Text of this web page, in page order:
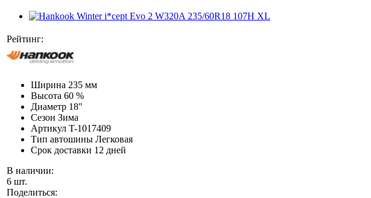
Рейтинг:
Ширина 235 мм
Высота 60 %
Диаметр 18″
Сезон Зима
Артикул T-1017409
Тип автошины Легковая
Срок доставки 12 дней
В наличии:
6 шт.
Поделиться: